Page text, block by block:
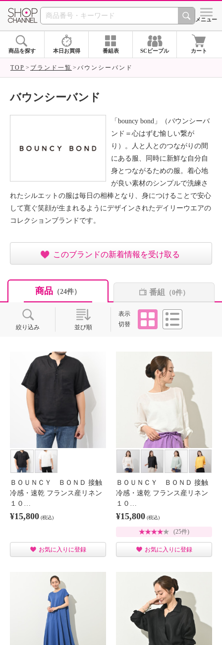
SHOP CHANNEL ショッ
メニュー
商品を探す 本日お買得 番組表 SCピープル カート
TOP ブランド一覧 バウンシーバンド
バウンシーバンド
「bouncy bond」（バウンシーバ
ンド＝心はずむ愉しい繋が
り）。人と人とのつながりの間
にある服、同時に新鮮な自分自
身とつながるための服。着心地
が良い素材のシンプルで洗練さ
れたシルエットの服は毎日の相棒となり、身につけることで安心
して寛ぐ笑顔が生まれるようにデザインされたデイリーウエアの
コレクションブランドです。
このブランドの新着情報を受け取る
商品 （24件） 番組 （0件）
絞り込み 並び順
表示
切替
タイル
ＢＯＵＮＣＹ ＢＯＮＤ 接触
冷感・速乾 フランス産リネン
１０…
¥15,800 (税込)
お気に入りに登録
ＢＯＵＮＣＹ ＢＯＮＤ 接触
冷感・速乾 フランス産リネン
１０…
¥15,800 (税込)
(25件)
お気に入りに登録